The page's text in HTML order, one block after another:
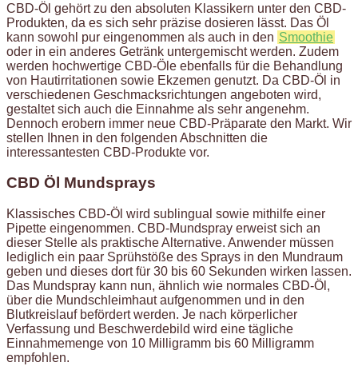
CBD-Öl gehört zu den absoluten Klassikern unter den CBD-
Produkten, da es sich sehr präzise dosieren lässt. Das Öl
kann sowohl pur eingenommen als auch in den Smoothie
oder in ein anderes Getränk untergemischt werden. Zudem
werden hochwertige CBD-Öle ebenfalls für die Behandlung
von Hautirritationen sowie Ekzemen genutzt. Da CBD-Öl in
verschiedenen Geschmacksrichtungen angeboten wird,
gestaltet sich auch die Einnahme als sehr angenehm.
Dennoch erobern immer neue CBD-Präparate den Markt. Wir
stellen Ihnen in den folgenden Abschnitten die
interessantesten CBD-Produkte vor.
CBD Öl Mundsprays
Klassisches CBD-Öl wird sublingual sowie mithilfe einer
Pipette eingenommen. CBD-Mundspray erweist sich an
dieser Stelle als praktische Alternative. Anwender müssen
lediglich ein paar Sprühstöße des Sprays in den Mundraum
geben und dieses dort für 30 bis 60 Sekunden wirken lassen.
Das Mundspray kann nun, ähnlich wie normales CBD-Öl,
über die Mundschleimhaut aufgenommen und in den
Blutkreislauf befördert werden. Je nach körperlicher
Verfassung und Beschwerdebild wird eine tägliche
Einnahmemenge von 10 Milligramm bis 60 Milligramm
empfohlen.